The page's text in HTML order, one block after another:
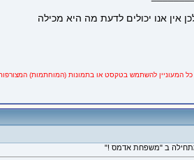
, כל המעוניין להשתמש בטקסט או בתמונות (המוחתמות)